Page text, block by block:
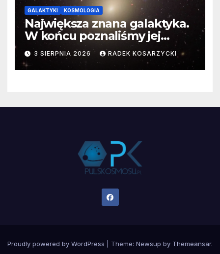
GALAKTYKI KOSMOLOGIA
Największa znana galaktyka.
W końcu poznaliśmy jej
faktyczne wymiary
3 SIERPNIA 2026 RADEK KOSARZYCKI
Proudly powered by WordPress Theme: Newsup by Themeansar.